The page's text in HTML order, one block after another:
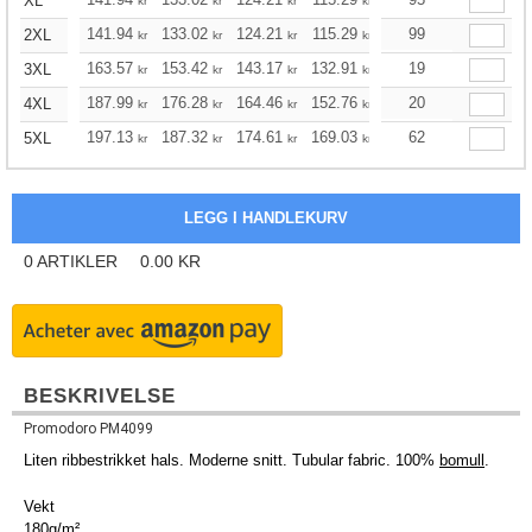
2XL
141.94 kr 133.02 kr 124.21 kr 115.29 kr 106.48
99
3XL
163.57 kr 153.42 kr 143.17 kr 132.91 kr 122.76
19
4XL
187.99 kr 176.28 kr 164.46 kr 152.76 kr 141.05
20
5XL
197.13 kr 187.32 kr 174.61 kr 169.03 kr 160.56
62
0ARTIKLER 0.00 KR
BESKRIVELSE
Promodoro PM4099
Liten ribbestrikket hals. Moderne snitt. Tubular fabric. 100% bomull .
Vekt